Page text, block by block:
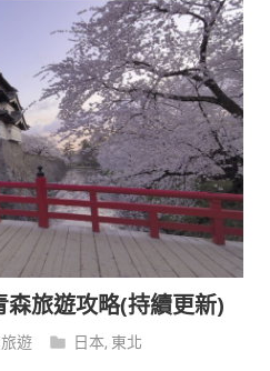
森旅遊攻略(持續更新)
遊 日本, 東北